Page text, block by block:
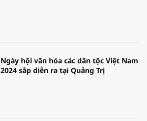
Ngày hội văn hóa các dân tộc Việt Nam
2024 sắp diễn ra tại Quảng Trị